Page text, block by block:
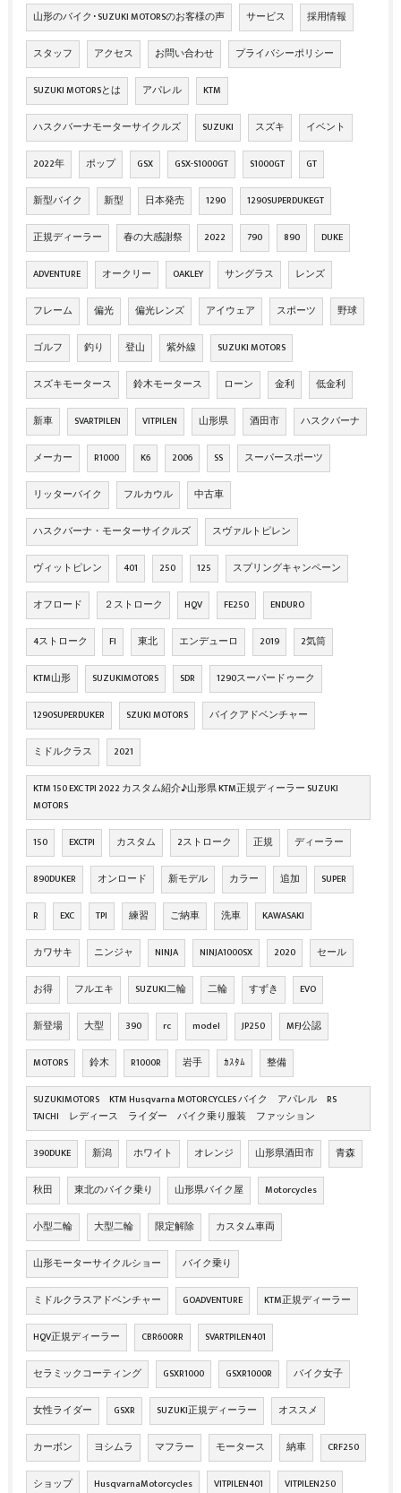
山形のバイク･SUZUKI MOTORSのお客様の声 サービス 採用情報
スタッフ アクセス お問い合わせ プライバシーポリシー
SUZUKI MOTORSとは アパレル KTM
ハスクバーナモーターサイクルズ SUZUKI スズキ イベント
2022年 ポップ GSX GSX-S1000GT S1000GT GT
新型バイク 新型 日本発売 1290 1290SUPERDUKEGT
正規ディーラー 春の大感謝祭 2022 790 890 DUKE
ADVENTURE オークリー OAKLEY サングラス レンズ
フレーム 偏光 偏光レンズ アイウェア スポーツ 野球
ゴルフ 釣り 登山 紫外線 SUZUKI MOTORS
スズキモータース 鈴木モータース ローン 金利 低金利
新車 SVARTPILEN VITPILEN 山形県 酒田市 ハスクバーナ
メーカー R1000 K6 2006 SS スーパースポーツ
リッターバイク フルカウル 中古車
ハスクバーナ・モーターサイクルズ スヴァルトピレン
ヴィットピレン 401 250 125 スプリングキャンペーン
オフロード ２ストローク HQV FE250 ENDURO
4ストローク FI 東北 エンデューロ 2019 2気筒
KTM山形 SUZUKIMOTORS SDR 1290スーパードゥーク
1290SUPERDUKER SZUKI MOTORS バイクアドベンチャー
ミドルクラス 2021
KTM 150 EXC TPI 2022 カスタム紹介♪山形県 KTM正規ディーラー SUZUKI
MOTORS
150 EXCTPI カスタム 2ストローク 正規 ディーラー
890DUKER オンロード 新モデル カラー 追加 SUPER
R EXC TPI 練習 ご納車 洗車 KAWASAKI
カワサキ ニンジャ NINJA NINJA1000SX 2020 セール
お得 フルエキ SUZUKI二輪 二輪 すずき EVO
新登場 大型 390 rc model JP250 MFJ公認
MOTORS 鈴木 R1000R 岩手 ｶｽﾀﾑ 整備
SUZUKIMOTORS KTM Husqvarna MOTORCYCLES バイク アパレル RS
TAICHI レディース ライダー バイク乗り服装 ファッション
390DUKE 新潟 ホワイト オレンジ 山形県酒田市 青森
秋田 東北のバイク乗り 山形県バイク屋 Motorcycles
小型二輪 大型二輪 限定解除 カスタム車両
山形モーターサイクルショー バイク乗り
ミドルクラスアドベンチャー GOADVENTURE KTM正規ディーラー
HQV正規ディーラー CBR600RR SVARTPILEN401
セラミックコーティング GSXR1000 GSXR1000R バイク女子
女性ライダー GSXR SUZUKI正規ディーラー オススメ
カーボン ヨシムラ マフラー モータース 納車 CRF250
ショップ HusqvarnaMotorcycles VITPILEN401 VITPILEN250